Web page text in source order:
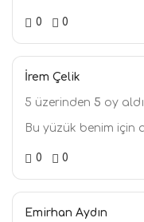
0 0
İrem Çelik
5 üzerinden 5 oy aldı
Bu yüzük benim için
0 0
Emirhan Aydın